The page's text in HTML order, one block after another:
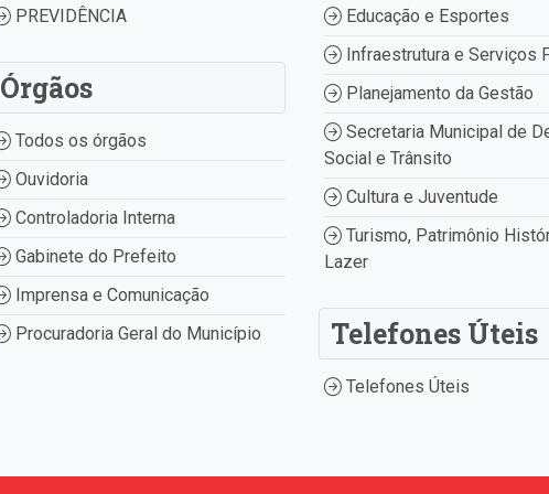
PREVIDÊNCIA
Órgãos
Todos os órgãos
Ouvidoria
Controladoria Interna
Gabinete do Prefeito
Imprensa e Comunicação
Procuradoria Geral do Município
Educação e Esportes
Infraestrutura e Serviços
Planejamento da Gestão
Secretaria Municipal de
Social e Trânsito
Cultura e Juventude
Turismo, Patrimônio
Lazer
Telefones Úteis
Telefones Úteis